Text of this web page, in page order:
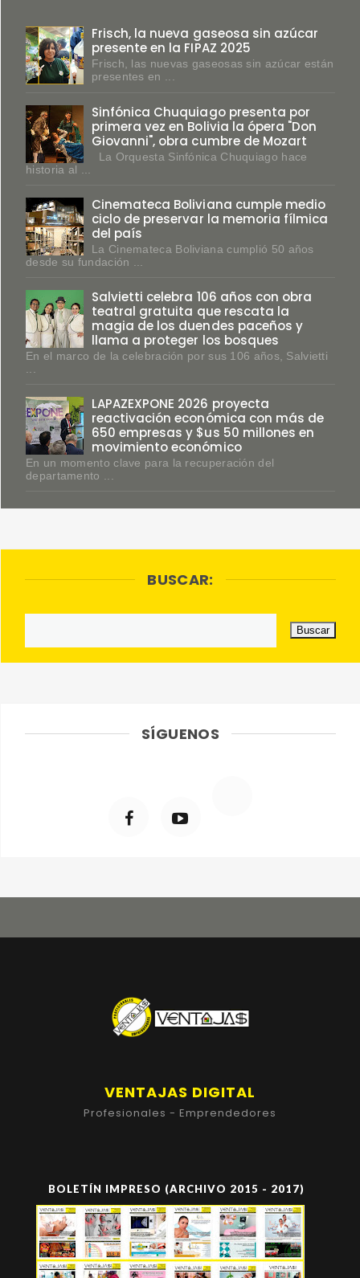
Frisch, la nueva gaseosa sin azúcar
presente en la FIPAZ 2025
Frisch, las nuevas gaseosas sin azúcar están
presentes en ...
Sinfónica Chuquiago presenta por
primera vez en Bolivia la ópera "Don
Giovanni", obra cumbre de Mozart
La Orquesta Sinfónica Chuquiago hace
historia al ...
Cinemateca Boliviana cumple medio
ciclo de preservar la memoria fílmica
del país
La Cinemateca Boliviana cumplió 50 años
desde su fundación ...
Salvietti celebra 106 años con obra
teatral gratuita que rescata la
magia de los duendes paceños y
llama a proteger los bosques
En el marco de la celebración por sus 106 años, Salvietti
...
LAPAZEXPONE 2026 proyecta
reactivación económica con más de
650 empresas y $us 50 millones en
movimiento económico
En un momento clave para la recuperación del
departamento ...
BUSCAR:
SÍGUENOS
VENTAJAS DIGITAL
Profesionales - Emprendedores
BOLETÍN IMPRESO (ARCHIVO 2015 - 2017)